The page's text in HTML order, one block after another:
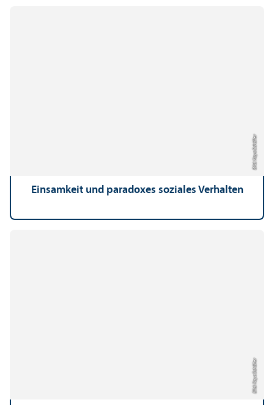
Bild: Kaya Schöller
Einsamkeit und paradoxes soziales Verhalten
Bild: Kaya Schöller